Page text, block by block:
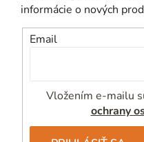
informácie o nových
Email
Vložením e-mailu
ochrany